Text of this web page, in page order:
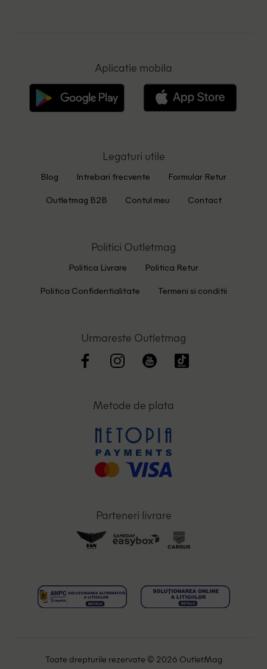
Aplicatie mobila
Legaturi utile
Blog Intrebari frecvente Formular Retur
Outletmag B2B Contul meu Contact
Politici Outletmag
Politica Livrare Politica Retur
Politica Confidentialitate Termeni si conditii
Urmareste Outletmag
Metode de plata
Parteneri livrare
Toate drepturile rezervate © 2026 OutletMag